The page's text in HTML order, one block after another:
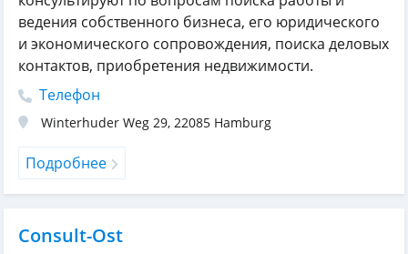
ведения собственного бизнеса, его юридического
и экономического сопровождения, поиска деловых
контактов, приобретения недвижимости.
Телефон
Winterhuder Weg 29, 22085 Hamburg
Подробнее
Consult-Ost